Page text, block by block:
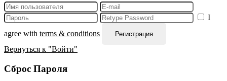
I
agree with terms & conditions Регистрация
Вернуться к "Войти"
Сброс Пароля